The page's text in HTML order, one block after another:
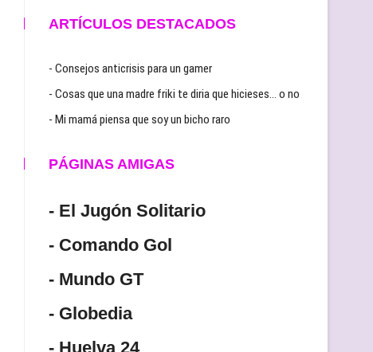
ARTÍCULOS DESTACADOS
- Consejos anticrisis para un gamer
- Cosas que una madre friki te diria que hicieses… o no
- Mi mamá piensa que soy un bicho raro
PÁGINAS AMIGAS
- El Jugón Solitario
- Comando Gol
- Mundo GT
- Globedia
- Huelva 24